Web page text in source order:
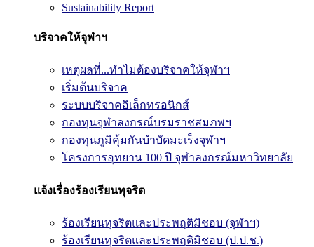
Sustainability Report
บริจาคให้จุฬาฯ
เหตุผลที่...ทำไมต้องบริจาคให้จุฬาฯ
เริ่มต้นบริจาค
ระบบบริจาคอิเล็กทรอนิกส์
กองทุนจุฬาลงกรณ์บรมราชสมภพฯ
กองทุนภูมิคุ้มกันบำบัดมะเร็งจุฬาฯ
โครงการอุทยาน 100 ปี จุฬาลงกรณ์มหาวิทยาลัย
แจ้งเรื่องร้องเรียนทุจริต
ร้องเรียนทุจริตและประพฤติมิชอบ (จุฬาฯ)
ร้องเรียนทุจริตและประพฤติมิชอบ (ป.ป.ช.)